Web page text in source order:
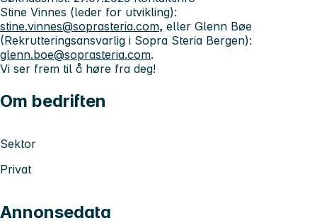
Stine Vinnes (leder for utvikling):
stine.vinnes@soprasteria.com, eller Glenn Bøe
(Rekrutteringsansvarlig i Sopra Steria Bergen):
glenn.boe@soprasteria.com.
Vi ser frem til å høre fra deg!
Om bedriften
Sektor
Privat
Annonsedata